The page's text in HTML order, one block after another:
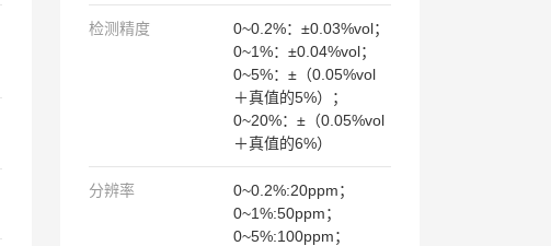
检测精度
0~0.2%：±0.03%vol；
0~1%：±0.04%vol；
0~5%：±（0.05%vol
＋真值的5%）；
0~20%：±（0.05%vol
＋真值的6%）
分辨率
0~0.2%:20ppm；
0~1%:50ppm；
0~5%:100ppm；